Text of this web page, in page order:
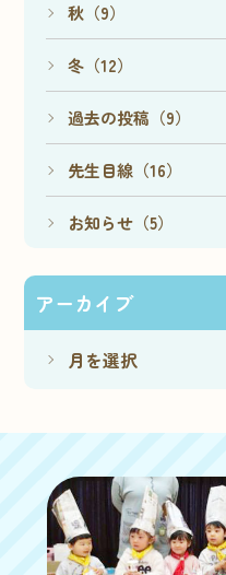
秋（9）
冬（12）
過去の投稿（9）
先生目線（16）
お知らせ（5）
アーカイブ